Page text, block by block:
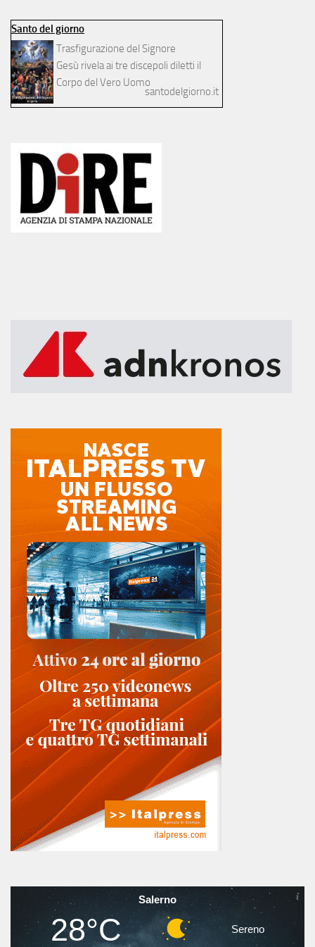
Santo del giorno
Trasfigurazione del Signore
Gesù rivela ai tre discepoli diletti il
Corpo del Vero Uomo
santodelgiorno.it
Salerno
28°C Sereno